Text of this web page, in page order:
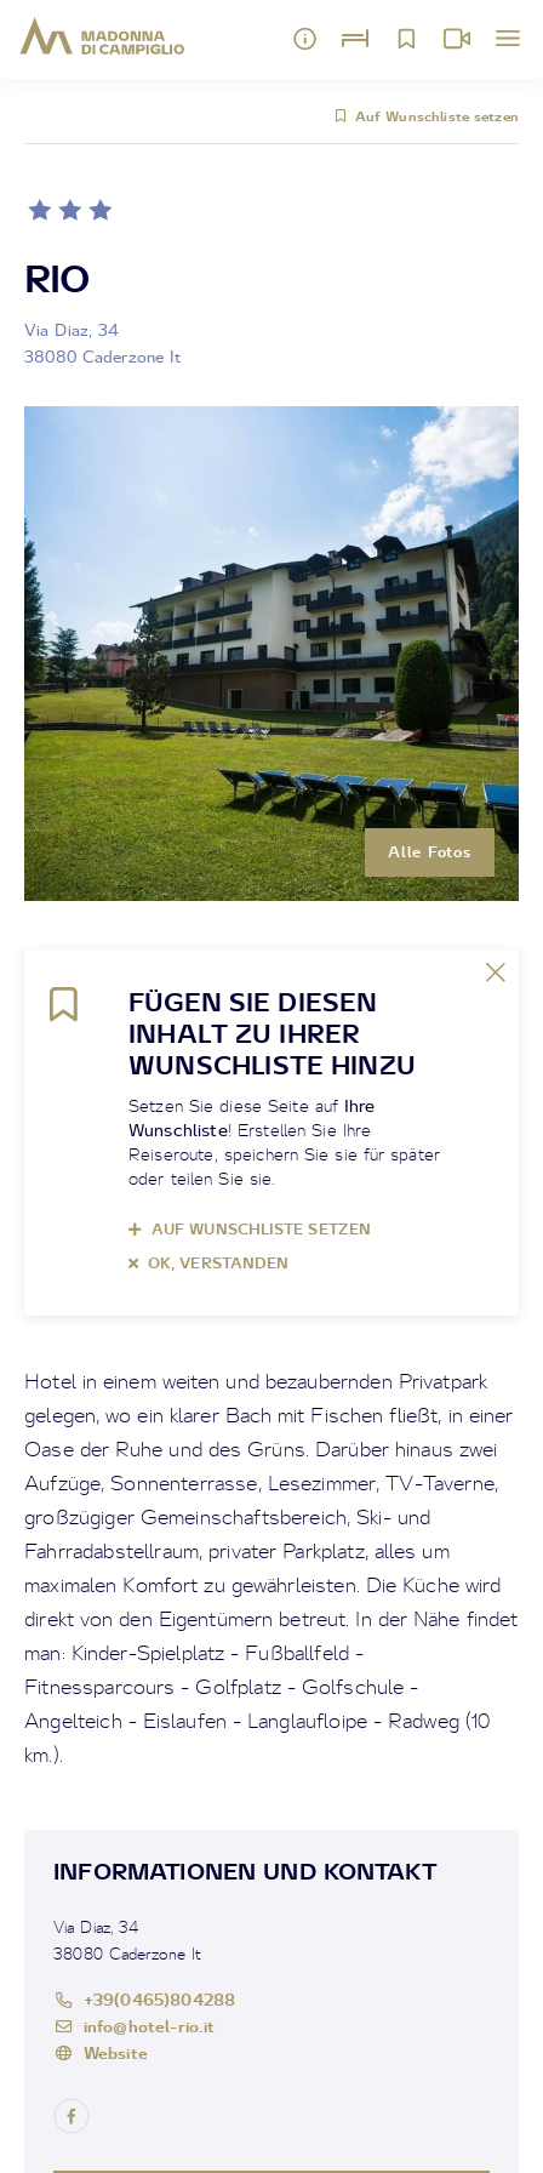
Auf Wunschliste setzen
RIO
Via Diaz, 34
38080 Caderzone It
Alle Fotos
FÜGEN SIE DIESEN
INHALT ZU IHRER
WUNSCHLISTE HINZU
Setzen Sie diese Seite auf Ihre
Wunschliste! Erstellen Sie Ihre
Reiseroute, speichern Sie sie für später
oder teilen Sie sie.
AUF WUNSCHLISTE SETZEN
OK, VERSTANDEN
Hotel in einem weiten und bezaubernden Privatpark
gelegen, wo ein klarer Bach mit Fischen fließt, in einer
Oase der Ruhe und des Grüns. Darüber hinaus zwei
Aufzüge, Sonnenterrasse, Lesezimmer, TV-Taverne,
großzügiger Gemeinschaftsbereich, Ski- und
Fahrradabstellraum, privater Parkplatz, alles um
maximalen Komfort zu gewährleisten. Die Küche wird
direkt von den Eigentümern betreut. In der Nähe findet
man: Kinder-Spielplatz - Fußballfeld -
Fitnessparcours - Golfplatz - Golfschule -
Angelteich - Eislaufen - Langlaufloipe - Radweg (10
km.).
INFORMATIONEN UND KONTAKT
Via Diaz, 34
38080 Caderzone It
+39(0465)804288
info@hotel-rio.it
Website